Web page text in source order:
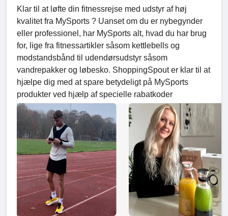
Klar til at løfte din fitnessrejse med udstyr af høj
kvalitet fra MySports ? Uanset om du er nybegynder
eller professionel, har MySports alt, hvad du har brug
for, lige fra fitnessartikler såsom kettlebells og
modstandsbånd til udendørsudstyr såsom
vandrepakker og løbesko. ShoppingSpout er klar til at
hjælpe dig med at spare betydeligt på MySports
produkter ved hjælp af specielle rabatkoder